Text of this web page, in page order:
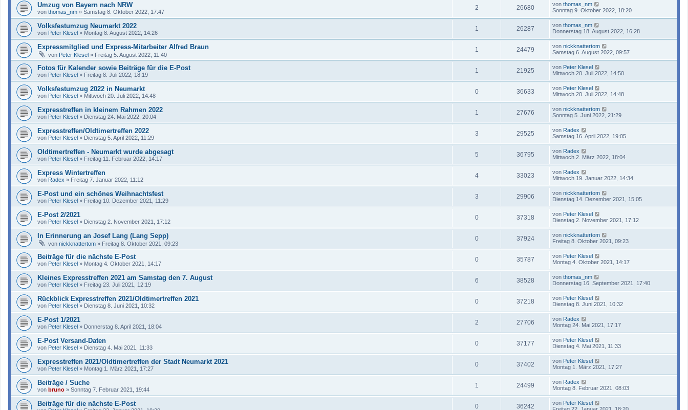
Umzug von Bayern nach NRW
von thomas_nm » Samstag 8. Oktober 2022, 17:47
2 26680 von thomas_nm
Sonntag 9. Oktober 2022, 18:20
Volksfestumzug Neumarkt 2022
von Peter Klesel » Montag 8. August 2022, 14:26
1 26287 von thomas_nm
Donnerstag 18. August 2022, 16:28
Expressmitglied und Express-Mitarbeiter Alfred Braun
von Peter Klesel » Freitag 5. August 2022, 11:40
1 24479 von nickknattertom
Samstag 6. August 2022, 09:57
Fotos für Kalender sowie Beiträge für die E-Post
von Peter Klesel » Freitag 8. Juli 2022, 18:19
1 21925 von Peter Klesel
Mittwoch 20. Juli 2022, 14:50
Volksfestumzug 2022 in Neumarkt
von Peter Klesel » Mittwoch 20. Juli 2022, 14:48
0 36633 von Peter Klesel
Mittwoch 20. Juli 2022, 14:48
Expresstreffen in kleinem Rahmen 2022
von Peter Klesel » Dienstag 24. Mai 2022, 20:04
1 27676 von nickknattertom
Sonntag 5. Juni 2022, 21:29
Expresstreffen/Oldtimertreffen 2022
von Peter Klesel » Dienstag 5. April 2022, 11:29
3 29525 von Radex
Samstag 16. April 2022, 19:05
Oldtimertreffen - Neumarkt wurde abgesagt
von Peter Klesel » Freitag 11. Februar 2022, 14:17
5 36795 von Radex
Mittwoch 2. März 2022, 18:04
Express Wintertreffen
von Radex » Freitag 7. Januar 2022, 11:12
4 33023 von Radex
Mittwoch 19. Januar 2022, 14:34
E-Post und ein schönes Weihnachtsfest
von Peter Klesel » Freitag 10. Dezember 2021, 11:29
3 29906 von nickknattertom
Dienstag 14. Dezember 2021, 15:05
E-Post 2/2021
von Peter Klesel » Dienstag 2. November 2021, 17:12
0 37318 von Peter Klesel
Dienstag 2. November 2021, 17:12
In Erinnerung an Josef Lang (Lang Sepp)
von nickknattertom » Freitag 8. Oktober 2021, 09:23
0 37924 von nickknattertom
Freitag 8. Oktober 2021, 09:23
Beiträge für die nächste E-Post
von Peter Klesel » Montag 4. Oktober 2021, 14:17
0 35787 von Peter Klesel
Montag 4. Oktober 2021, 14:17
Kleines Expresstreffen 2021 am Samstag den 7. August
von Peter Klesel » Freitag 23. Juli 2021, 12:19
6 38528 von thomas_nm
Donnerstag 16. September 2021, 17:40
Rückblick Expresstreffen 2021/Oldtimertreffen 2021
von Peter Klesel » Dienstag 8. Juni 2021, 10:32
0 37218 von Peter Klesel
Dienstag 8. Juni 2021, 10:32
E-Post 1/2021
von Peter Klesel » Donnerstag 8. April 2021, 18:04
2 27706 von Radex
Montag 24. Mai 2021, 17:17
E-Post Versand-Daten
von Peter Klesel » Dienstag 4. Mai 2021, 11:33
0 37177 von Peter Klesel
Dienstag 4. Mai 2021, 11:33
Expresstreffen 2021/Oldtimertreffen der Stadt Neumarkt 2021
von Peter Klesel » Montag 1. März 2021, 17:27
0 37402 von Peter Klesel
Montag 1. März 2021, 17:27
Beiträge / Suche
von bruno » Sonntag 7. Februar 2021, 19:44
1 24499 von Radex
Montag 8. Februar 2021, 08:03
Beiträge für die nächste E-Post 0 36242 von Peter Klesel
Freitag 22. Januar 2021, 18:20